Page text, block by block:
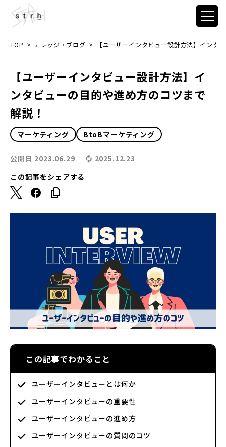
TOP > ナレッジ・ブログ > 【ユーザーインタビュー設計方法】インタ
【ユーザーインタビュー設計方法】イ
ンタビューの目的や進め方のコツまで
解説！
マーケティング BtoBマーケティング
公開日 2023.06.29
2025.12.23
この記事をシェアする
この記事でわかること
ユーザーインタビューとは何か
ユーザーインタビューの重要性
ユーザーインタビューの進め方
ユーザーインタビューの質問のコツ